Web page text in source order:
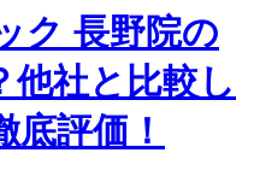
ク 長野院の
他社と比較し
評価！